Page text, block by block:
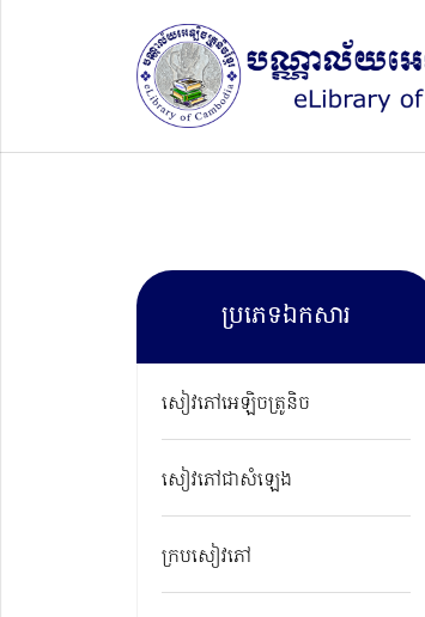
ប្រភេទឯកសារ
សៀវភៅអេឡិចត្រូនិច
សៀវភៅជាសំឡេង
ក្របសៀវភៅ